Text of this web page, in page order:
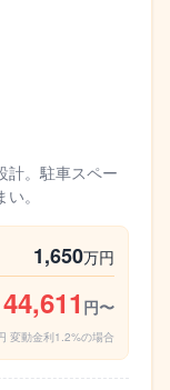
計。駐車スペー
。
1,650万円
44,611 円〜
変動金利1.2%の場合